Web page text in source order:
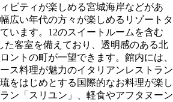
ビティが楽しめる宮城海岸などがあ
広い年代の方々が楽しめるリゾートタ
います。12のスイートルームを含む
た客室を備えており、透明感のある北
ントの町が一望できます。館内には、
ス料理が魅力のイタリアンレストラン
をはじめとする国際的なお料理が楽し
ン「スリユン」、軽食やアフタヌーン